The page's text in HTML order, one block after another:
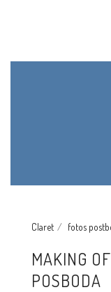
Claret fotos
MAKING
POSBODA